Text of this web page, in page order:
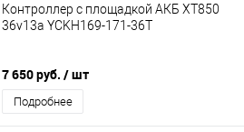
Контроллер с площадкой АКБ XT850
36v13a YCKH169-171-36T
7 650 руб. / шт
Подробнее